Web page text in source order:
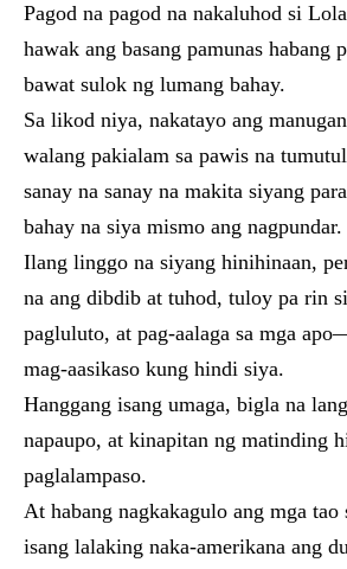
Pagod na pagod na nakaluhod si
hawak ang basang pamunas habang
bawat sulok ng lumang bahay.
Sa likod niya, nakatayo ang
walang pakialam sa pawis na
sanay na sanay na makita siyang
bahay na siya mismo ang nagpundar.
Ilang linggo na siyang hinihinaan,
na ang dibdib at tuhod, tuloy pa rin
pagluluto, at pag-aalaga sa mga
mag-aasikaso kung hindi siya.
Hanggang isang umaga, bigla na
napaupo, at kinapitan ng matinding
paglalampaso.
At habang nagkakagulo ang mga tao
isang lalaking naka-amerikana ang